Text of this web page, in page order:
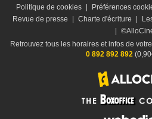
Politique de cookies | Préférences
Revue de presse
| Charte d'écriture |
|
Retrouvez tous les horaires et infos de
0 892 892 892